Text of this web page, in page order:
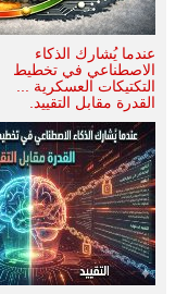
عندما يُشارك الذكاء
الاصطناعي في تخطيط
التكتيكات العسكرية ...
القدرة مقابل التقييد.